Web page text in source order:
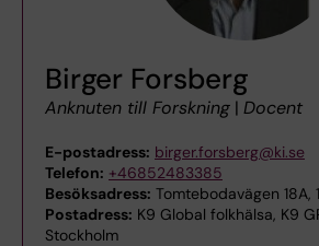
Birger Forsberg
Anknuten till Forskning | Docent
E-postadress: birger.forsberg@ki.se
Telefon: +46852483385
Besöksadress: Tomtebodavägen 18A,
Postadress: K9 Global folkhälsa, K9
Stockholm